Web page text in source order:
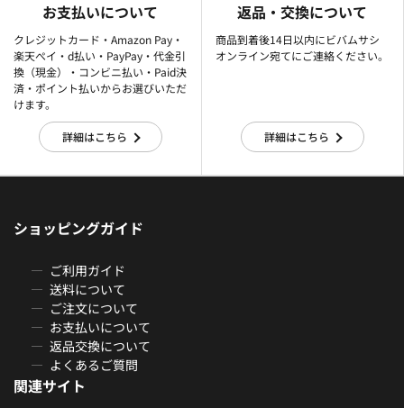
お支払いについて
クレジットカード・Amazon Pay・
楽天ぺイ・d払い・PayPay・代金引
換（現金）・コンビニ払い・Paid決
済・ポイント払いからお選びいただ
けます。
詳細はこちら
返品・交換について
商品到着後14日以内にビバムサシ
オンライン宛てにご連絡ください。
詳細はこちら
ショッピングガイド
ご利用ガイド
送料について
ご注文について
お支払いについて
返品交換について
よくあるご質問
関連サイト